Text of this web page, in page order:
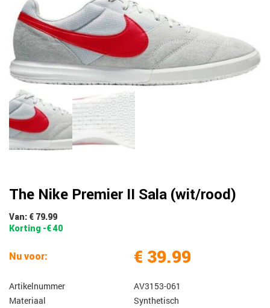
The Nike Premier II Sala (wit/rood)
Van: € 79.99
Korting -€ 40
Nu voor: € 39.99
Artikelnummer
AV3153-061
Materiaal
Synthetisch